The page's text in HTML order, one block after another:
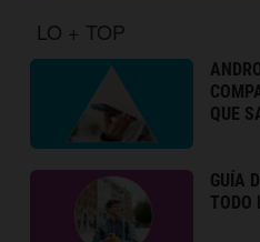
LO + TOP
QUE
GUÍA
TODO